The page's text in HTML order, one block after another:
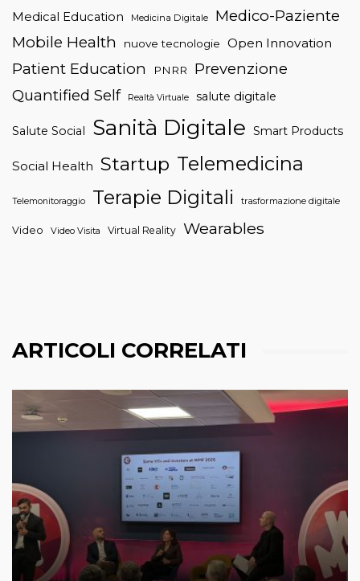
Medical Education Medicina Digitale
Medico-Paziente
Mobile Health
nuove tecnologie Open Innovation
Patient Education PNRR
Prevenzione
Quantified Self
Realtà Virtuale salute digitale
Salute Social Sanità Digitale Smart Products
Social Health Startup Telemedicina
Telemonitoraggio Terapie Digitali trasformazione digitale
Video Video Visita Virtual Reality Wearables
ARTICOLI CORRELATI